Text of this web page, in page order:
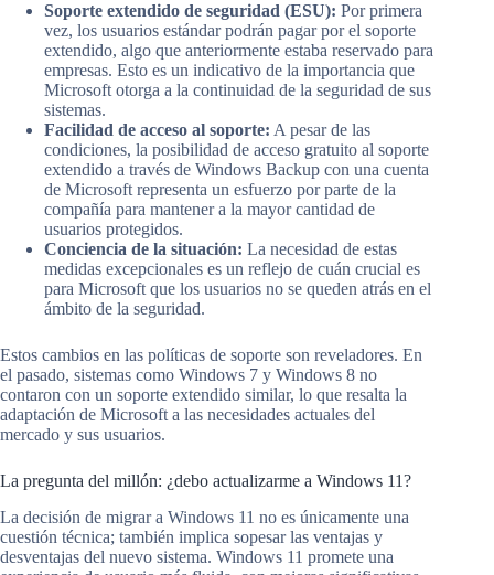
Soporte extendido de seguridad (ESU): Por primera
vez, los usuarios estándar podrán pagar por el soporte
extendido, algo que anteriormente estaba reservado para
empresas. Esto es un indicativo de la importancia que
Microsoft otorga a la continuidad de la seguridad de sus
sistemas.
Facilidad de acceso al soporte: A pesar de las
condiciones, la posibilidad de acceso gratuito al soporte
extendido a través de Windows Backup con una cuenta
de Microsoft representa un esfuerzo por parte de la
compañía para mantener a la mayor cantidad de
usuarios protegidos.
Conciencia de la situación: La necesidad de estas
medidas excepcionales es un reflejo de cuán crucial es
para Microsoft que los usuarios no se queden atrás en el
ámbito de la seguridad.
Estos cambios en las políticas de soporte son reveladores. En
el pasado, sistemas como Windows 7 y Windows 8 no
contaron con un soporte extendido similar, lo que resalta la
adaptación de Microsoft a las necesidades actuales del
mercado y sus usuarios.
La pregunta del millón: ¿debo actualizarme a Windows 11?
La decisión de migrar a Windows 11 no es únicamente una
cuestión técnica; también implica sopesar las ventajas y
desventajas del nuevo sistema. Windows 11 promete una